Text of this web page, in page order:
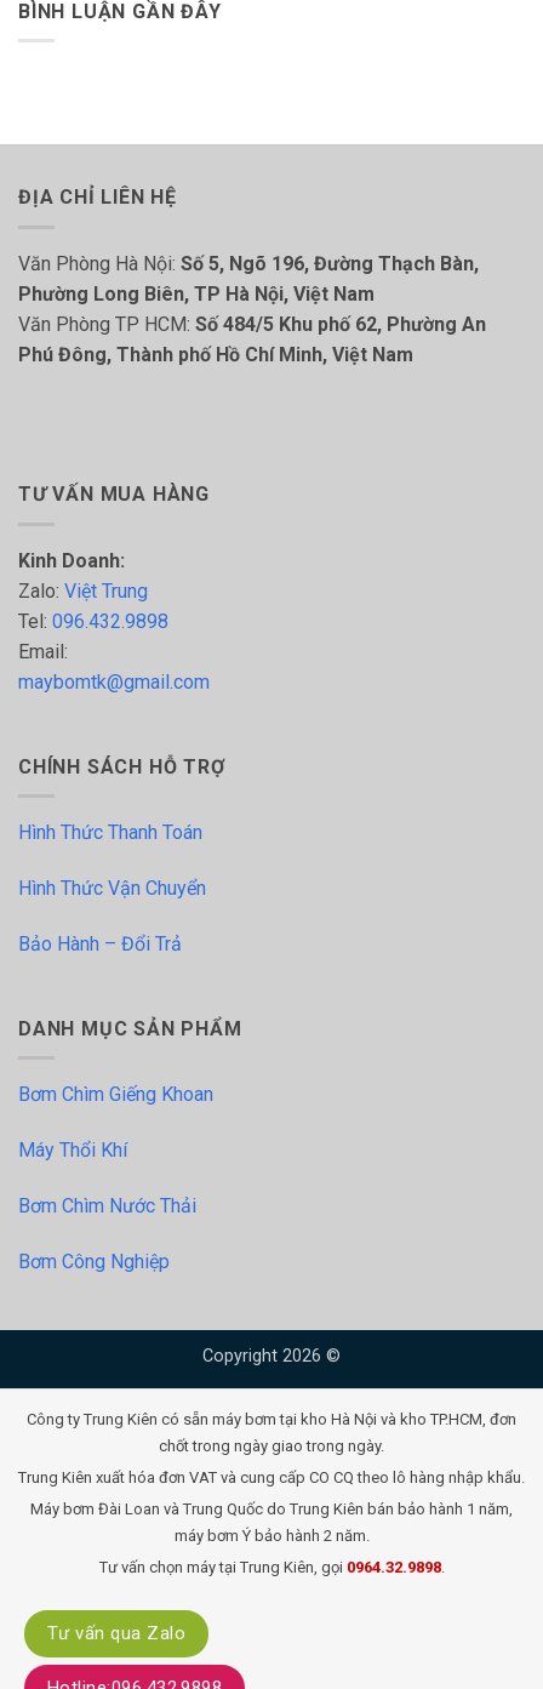
BÌNH LUẬN GẦN ĐÂY
ĐỊA CHỈ LIÊN HỆ
Văn Phòng Hà Nội: Số 5, Ngõ 196, Đường Thạch Bàn,
Phường Long Biên, TP Hà Nội, Việt Nam
Văn Phòng TP HCM: Số 484/5 Khu phố 62, Phường An
Phú Đông, Thành phố Hồ Chí Minh, Việt Nam
TƯ VẤN MUA HÀNG
Kinh Doanh:
Zalo: Việt Trung
Tel: 096.432.9898
Email:
maybomtk@gmail.com
CHÍNH SÁCH HỖ TRỢ
Hình Thức Thanh Toán
Hình Thức Vận Chuyển
Bảo Hành – Đổi Trả
DANH MỤC SẢN PHẨM
Bơm Chìm Giếng Khoan
Máy Thổi Khí
Bơm Chìm Nước Thải
Bơm Công Nghiệp
Copyright 2026 ©
Tư vấn qua Zalo
Công ty Trung Kiên có sẵn máy bơm tại kho Hà Nội và kho TP.HCM, đơn
chốt trong ngày giao trong ngày.
Trung Kiên xuất hóa đơn VAT và cung cấp CO CQ theo lô hàng nhập khẩu.
Máy bơm Đài Loan và Trung Quốc do Trung Kiên bán bảo hành 1 năm,
máy bơm Ý bảo hành 2 năm.
Tư vấn chọn máy tại Trung Kiên, gọi 0964.32.9898.